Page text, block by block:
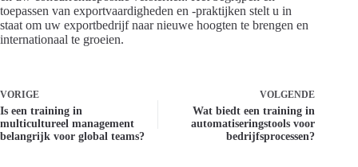
toepassen van exportvaardigheden en -praktijken stelt u in
staat om uw exportbedrijf naar nieuwe hoogten te brengen en
internationaal te groeien.
VORIGE
Is een training in
multicultureel management
belangrijk voor global teams?
VOLGENDE
Wat biedt een training in
automatiseringstools voor
bedrijfsprocessen?